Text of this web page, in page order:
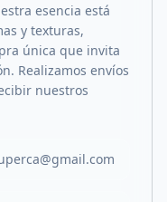
esencia está
y texturas,
única que invita
Realizamos envíos
nuestros